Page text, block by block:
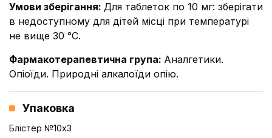
Умови зберігання: Для таблеток по 10 мг: зберігати
в недоступному для дітей місці при температурі
не вище 30 °C.
Фармакотерапевтична група: Аналгетики.
Опіоїди. Природні алкалоїди опію.
Упаковка
Блістер №10x3